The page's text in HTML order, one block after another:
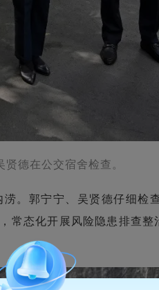
贤德在公交宿舍检查。
。郭宁宁、吴贤德仔细检
态化开展风险隐患排查